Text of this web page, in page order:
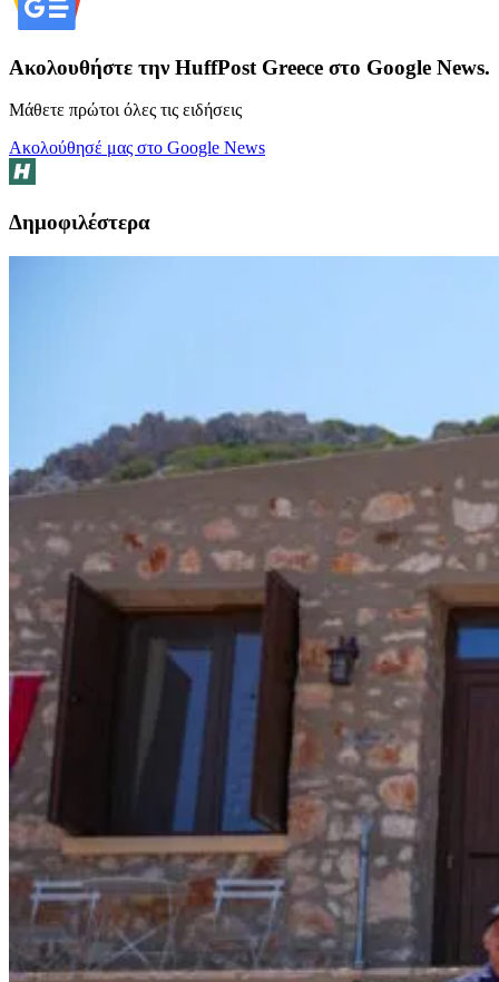
Ακολουθήστε την HuffPost Greece στο Google News.
Μάθετε πρώτοι όλες τις ειδήσεις
Ακολούθησέ μας στο Google News
Δημοφιλέστερα